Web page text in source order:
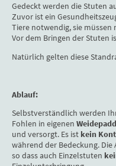
Gedeckt werden die Stuten
Zuvor ist ein
Tiere notwendig, sie
Vor dem Bringen der Stuten
Natürlich gelten diese
Ablauf:
Selbstverständlich werden
Fohlen in eigenen
und versorgt. Es ist kein
während der Bedeckung.
so dass auch Einzelstuten